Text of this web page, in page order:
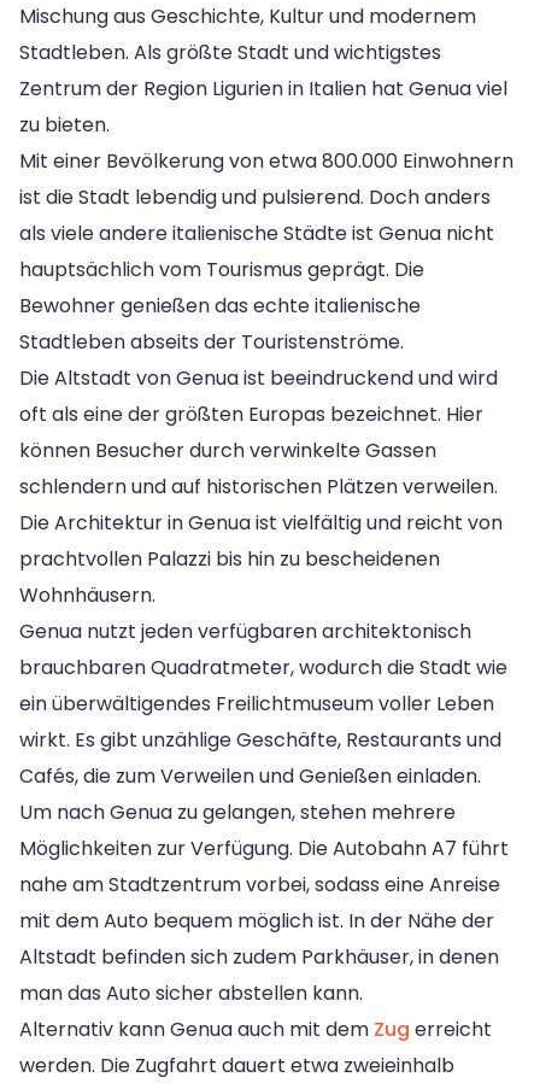
Mischung aus Geschichte, Kultur und modernem
Stadtleben. Als größte Stadt und wichtigstes
Zentrum der Region Ligurien in Italien hat Genua viel
zu bieten.
Mit einer Bevölkerung von etwa 800.000 Einwohnern
ist die Stadt lebendig und pulsierend. Doch anders
als viele andere italienische Städte ist Genua nicht
hauptsächlich vom Tourismus geprägt. Die
Bewohner genießen das echte italienische
Stadtleben abseits der Touristenströme.
Die Altstadt von Genua ist beeindruckend und wird
oft als eine der größten Europas bezeichnet. Hier
können Besucher durch verwinkelte Gassen
schlendern und auf historischen Plätzen verweilen.
Die Architektur in Genua ist vielfältig und reicht von
prachtvollen Palazzi bis hin zu bescheidenen
Wohnhäusern.
Genua nutzt jeden verfügbaren architektonisch
brauchbaren Quadratmeter, wodurch die Stadt wie
ein überwältigendes Freilichtmuseum voller Leben
wirkt. Es gibt unzählige Geschäfte, Restaurants und
Cafés, die zum Verweilen und Genießen einladen.
Um nach Genua zu gelangen, stehen mehrere
Möglichkeiten zur Verfügung. Die Autobahn A7 führt
nahe am Stadtzentrum vorbei, sodass eine Anreise
mit dem Auto bequem möglich ist. In der Nähe der
Altstadt befinden sich zudem Parkhäuser, in denen
man das Auto sicher abstellen kann.
Alternativ kann Genua auch mit dem Zug erreicht
werden. Die Zugfahrt dauert etwa zweieinhalb